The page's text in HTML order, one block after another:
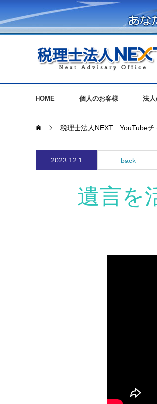
HOME 個人のお客様 法人
税理士法人NEXT YouTubeチ
2023.12.1 back
遺言を